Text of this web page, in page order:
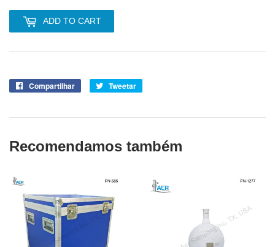
ADD TO CART
Compartilhar
CompartilheTweetar
Recomendamos também